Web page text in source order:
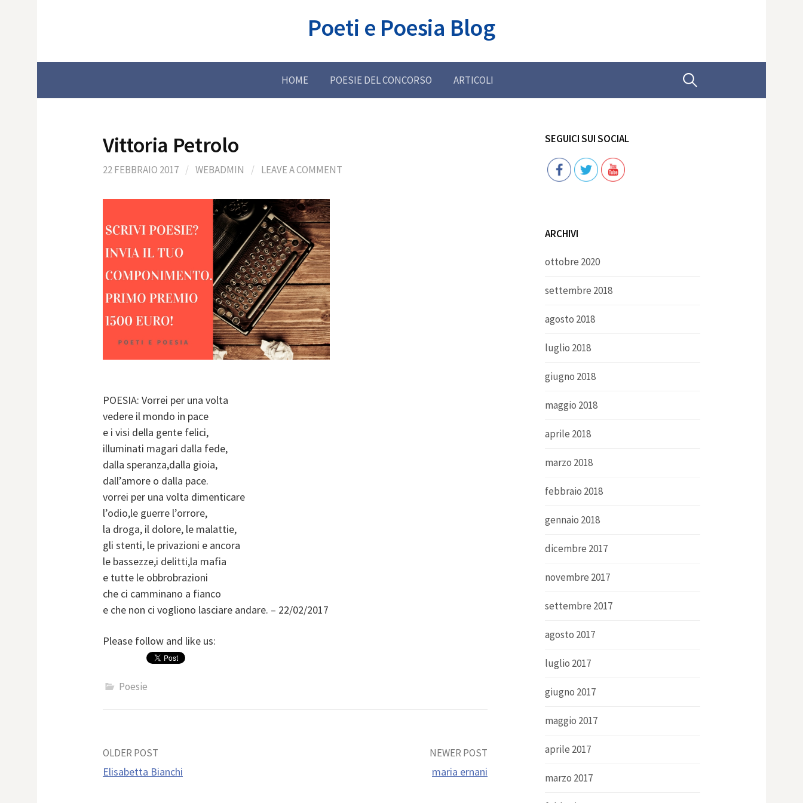
Poeti e Poesia Blog
HOME POESIE DEL CONCORSO ARTICOLI Ricerca
Vittoria Petrolo
22 FEBBRAIO 2017 / WEBADMIN / LEAVE A COMMENT
POESIA: Vorrei per una volta
vedere il mondo in pace
e i visi della gente felici,
illuminati magari dalla fede,
dalla speranza,dalla gioia,
dall’amore o dalla pace.
vorrei per una volta dimenticare
l’odio,le guerre l’orrore,
la droga, il dolore, le malattie,
gli stenti, le privazioni e ancora
le bassezze,i delitti,la mafia
e tutte le obbrobrazioni
che ci camminano a fianco
e che non ci vogliono lasciare andare. – 22/02/2017
Please follow and like us:
Poesie
Post
OLDER POST
Elisabetta Bianchi
NEWER POST
maria ernani
SEGUICI SUI SOCIAL
Follow
ARCHIVI
ottobre 2020
settembre 2018
agosto 2018
luglio 2018
giugno 2018
maggio 2018
aprile 2018
marzo 2018
febbraio 2018
gennaio 2018
dicembre 2017
novembre 2017
settembre 2017
agosto 2017
luglio 2017
giugno 2017
maggio 2017
aprile 2017
marzo 2017